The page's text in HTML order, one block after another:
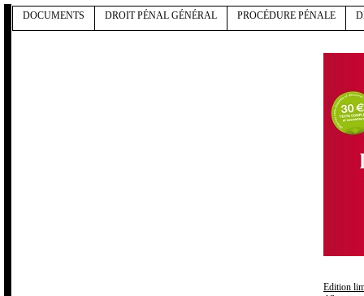
DOCUMENTS DROIT PÉNAL GÉNÉRAL PROCÉDURE PÉNALE
Edition